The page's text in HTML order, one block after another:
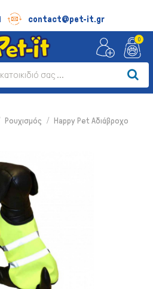
contact@pet-it.gr
0
Ρουχισμός
Happy Pet Αδιάβροχο